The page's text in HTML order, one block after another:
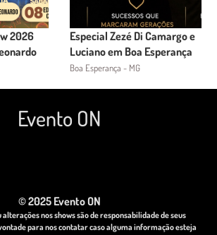
2026
Especial Zezé Di Camargo e
Luciano em Boa Esperança
Boa Esperança - MG
Evento ON
© 2025 Evento ON
nos shows são de responsabilidade de seus
para nos contatar caso alguma informação esteja